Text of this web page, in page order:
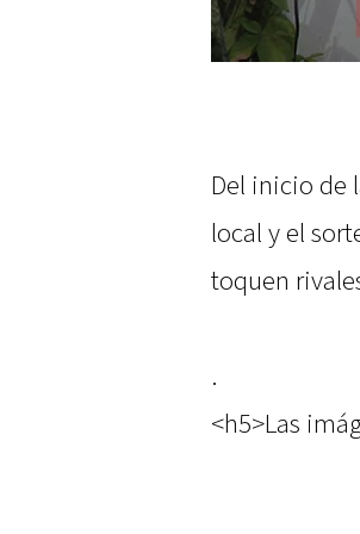
Del inicio de
local y el
toquen
.
<h5>Las